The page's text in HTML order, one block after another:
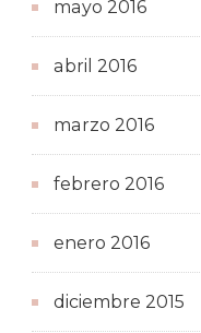
mayo 2016
abril 2016
marzo 2016
febrero 2016
enero 2016
diciembre 2015